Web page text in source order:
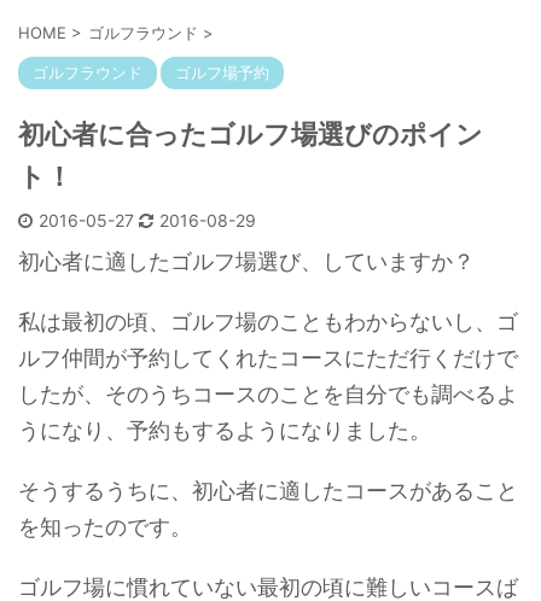
HOME > ゴルフラウンド >
ゴルフラウンド ゴルフ場予約
初心者に合ったゴルフ場選びのポイン
ト！
2016-05-27 2016-08-29
初心者に適したゴルフ場選び、していますか？
私は最初の頃、ゴルフ場のこともわからないし、ゴ
ルフ仲間が予約してくれたコースにただ行くだけで
したが、そのうちコースのことを自分でも調べるよ
うになり、予約もするようになりました。
そうするうちに、初心者に適したコースがあること
を知ったのです。
ゴルフ場に慣れていない最初の頃に難しいコースば